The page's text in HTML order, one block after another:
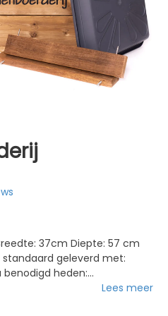
geleverd met:
Lees meer